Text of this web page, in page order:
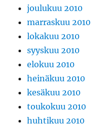
joulukuu 2010
marraskuu 2010
lokakuu 2010
syyskuu 2010
elokuu 2010
heinäkuu 2010
kesäkuu 2010
toukokuu 2010
huhtikuu 2010